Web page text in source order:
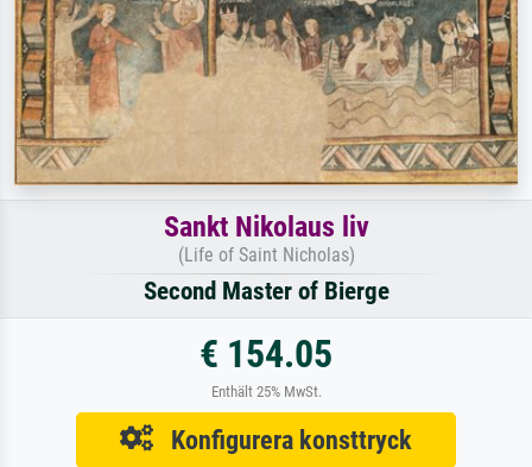
Sankt Nikolaus liv
(Life of Saint Nicholas)
Second Master of Bierge
€ 154.05
Enthält 25% MwSt.
Konfigurera konsttryck